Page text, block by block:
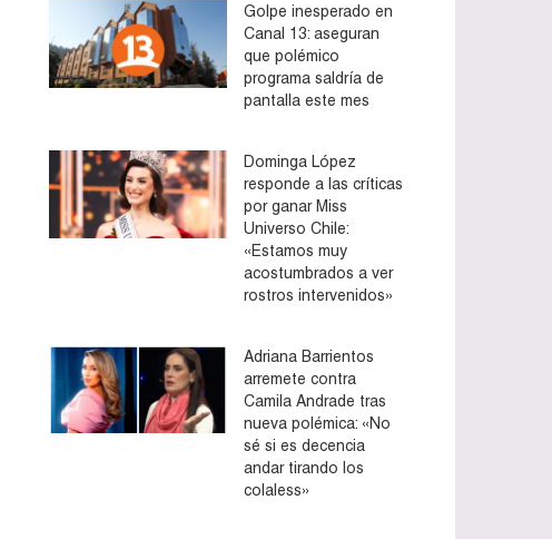
Golpe inesperado en
Canal 13: aseguran
que polémico
programa saldría de
pantalla este mes
Dominga López
responde a las críticas
por ganar Miss
Universo Chile:
«Estamos muy
acostumbrados a ver
rostros intervenidos»
Adriana Barrientos
arremete contra
Camila Andrade tras
nueva polémica: «No
sé si es decencia
andar tirando los
colaless»